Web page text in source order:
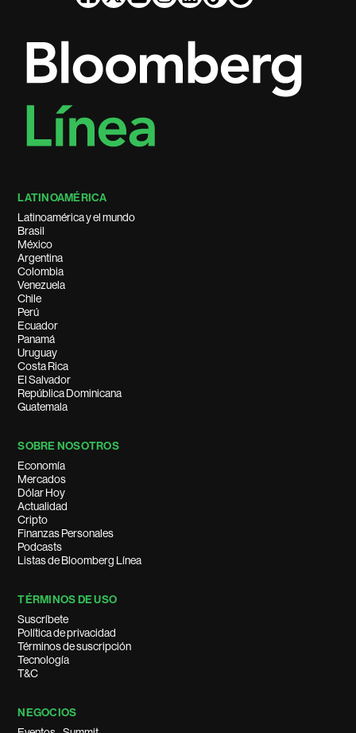
LATINOAMÉRICA
Latinoamérica y el mundo
Brasil
México
Argentina
Colombia
Venezuela
Chile
Perú
Ecuador
Panamá
Uruguay
Costa Rica
El Salvador
República Dominicana
Guatemala
SOBRE NOSOTROS
Economía
Mercados
Dólar Hoy
Actualidad
Cripto
Finanzas Personales
Podcasts
Listas de Bloomberg Línea
TÉRMINOS DE USO
Suscríbete
Política de privacidad
Términos de suscripción
Tecnología
T&C
NEGOCIOS